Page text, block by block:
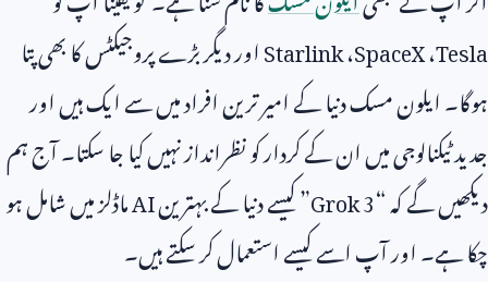
Tesla،SpaceX،Starlinkاور دیگر بڑے پروجیکٹس کا بھی پتا
ہوگا۔ ایلون مسک دنیا کے امیر ترین افراد میں سے ایک ہیں اور
جدید ٹیکنالوجی میں ان کے کردار کو نظرانداز نہیں کیا جا سکتا۔ آج ہم
دیکھیں گے کہ “Grok 3” کیسے دنیا کے بہترینAIماڈلز میں شامل ہو
چکا ہے۔ اور آپ اسے کیسے استعمال کر سکتے ہیں۔